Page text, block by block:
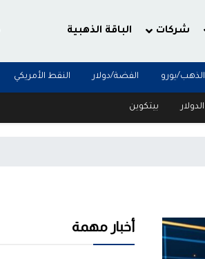
شركات الباقة الذهبية
الذهب/يورو الفضة/دولار النقط الأمريكي
الدولار بيتكوين
أخبار مهمة